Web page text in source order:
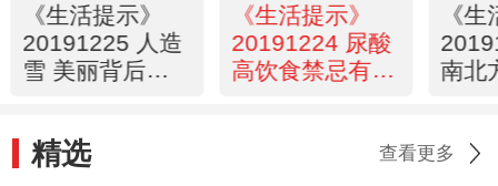
《生活提示》
20191225 人造
雪 美丽背后藏
《生活提示》
20191224 尿酸
高饮食禁忌有哪
《
南北
精选 查看更多